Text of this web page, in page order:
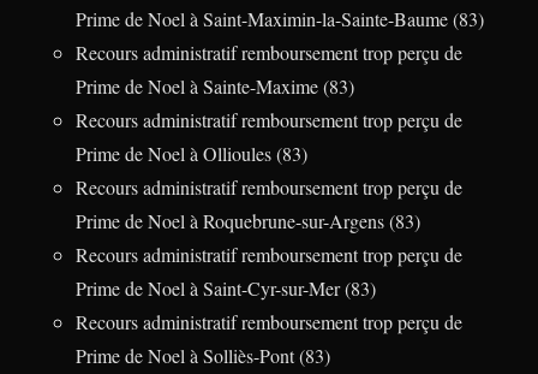
Prime de Noel à Saint-Maximin-la-Sainte-Baume (83)
Recours administratif remboursement trop perçu de
Prime de Noel à Sainte-Maxime (83)
Recours administratif remboursement trop perçu de
Prime de Noel à Ollioules (83)
Recours administratif remboursement trop perçu de
Prime de Noel à Roquebrune-sur-Argens (83)
Recours administratif remboursement trop perçu de
Prime de Noel à Saint-Cyr-sur-Mer (83)
Recours administratif remboursement trop perçu de
Prime de Noel à Solliès-Pont (83)